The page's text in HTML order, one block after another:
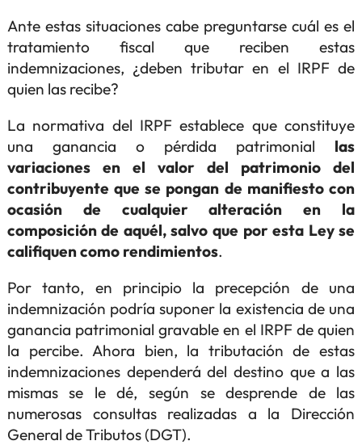
Ante estas situaciones cabe preguntarse cuál es el
tratamiento fiscal que reciben estas
indemnizaciones, ¿deben tributar en el IRPF de
quien las recibe?
La normativa del IRPF establece que constituye
una ganancia o pérdida patrimonial las
variaciones en el valor del patrimonio del
contribuyente que se pongan de manifiesto con
ocasión de cualquier alteración en la
composición de aquél, salvo que por esta Ley se
califiquen como rendimientos.
Por tanto, en principio la precepción de una
indemnización podría suponer la existencia de una
ganancia patrimonial gravable en el IRPF de quien
la percibe. Ahora bien, la tributación de estas
indemnizaciones dependerá del destino que a las
mismas se le dé, según se desprende de las
numerosas consultas realizadas a la Dirección
General de Tributos (DGT).